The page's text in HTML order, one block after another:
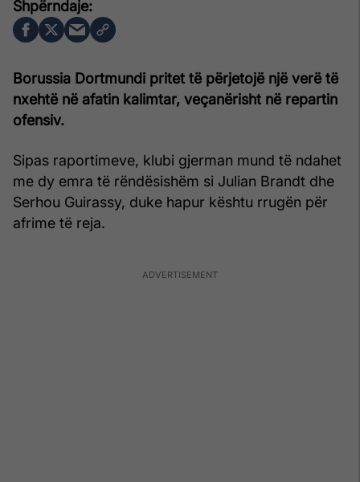
Borussia Dortmundi pritet të përjetojë një verë të
nxehtë në afatin kalimtar, veçanërisht në repartin
ofensiv.
Sipas raportimeve, klubi gjerman mund të ndahet
me dy emra të rëndësishëm si Julian Brandt dhe
Serhou Guirassy, duke hapur kështu rrugën për
afrime të reja.